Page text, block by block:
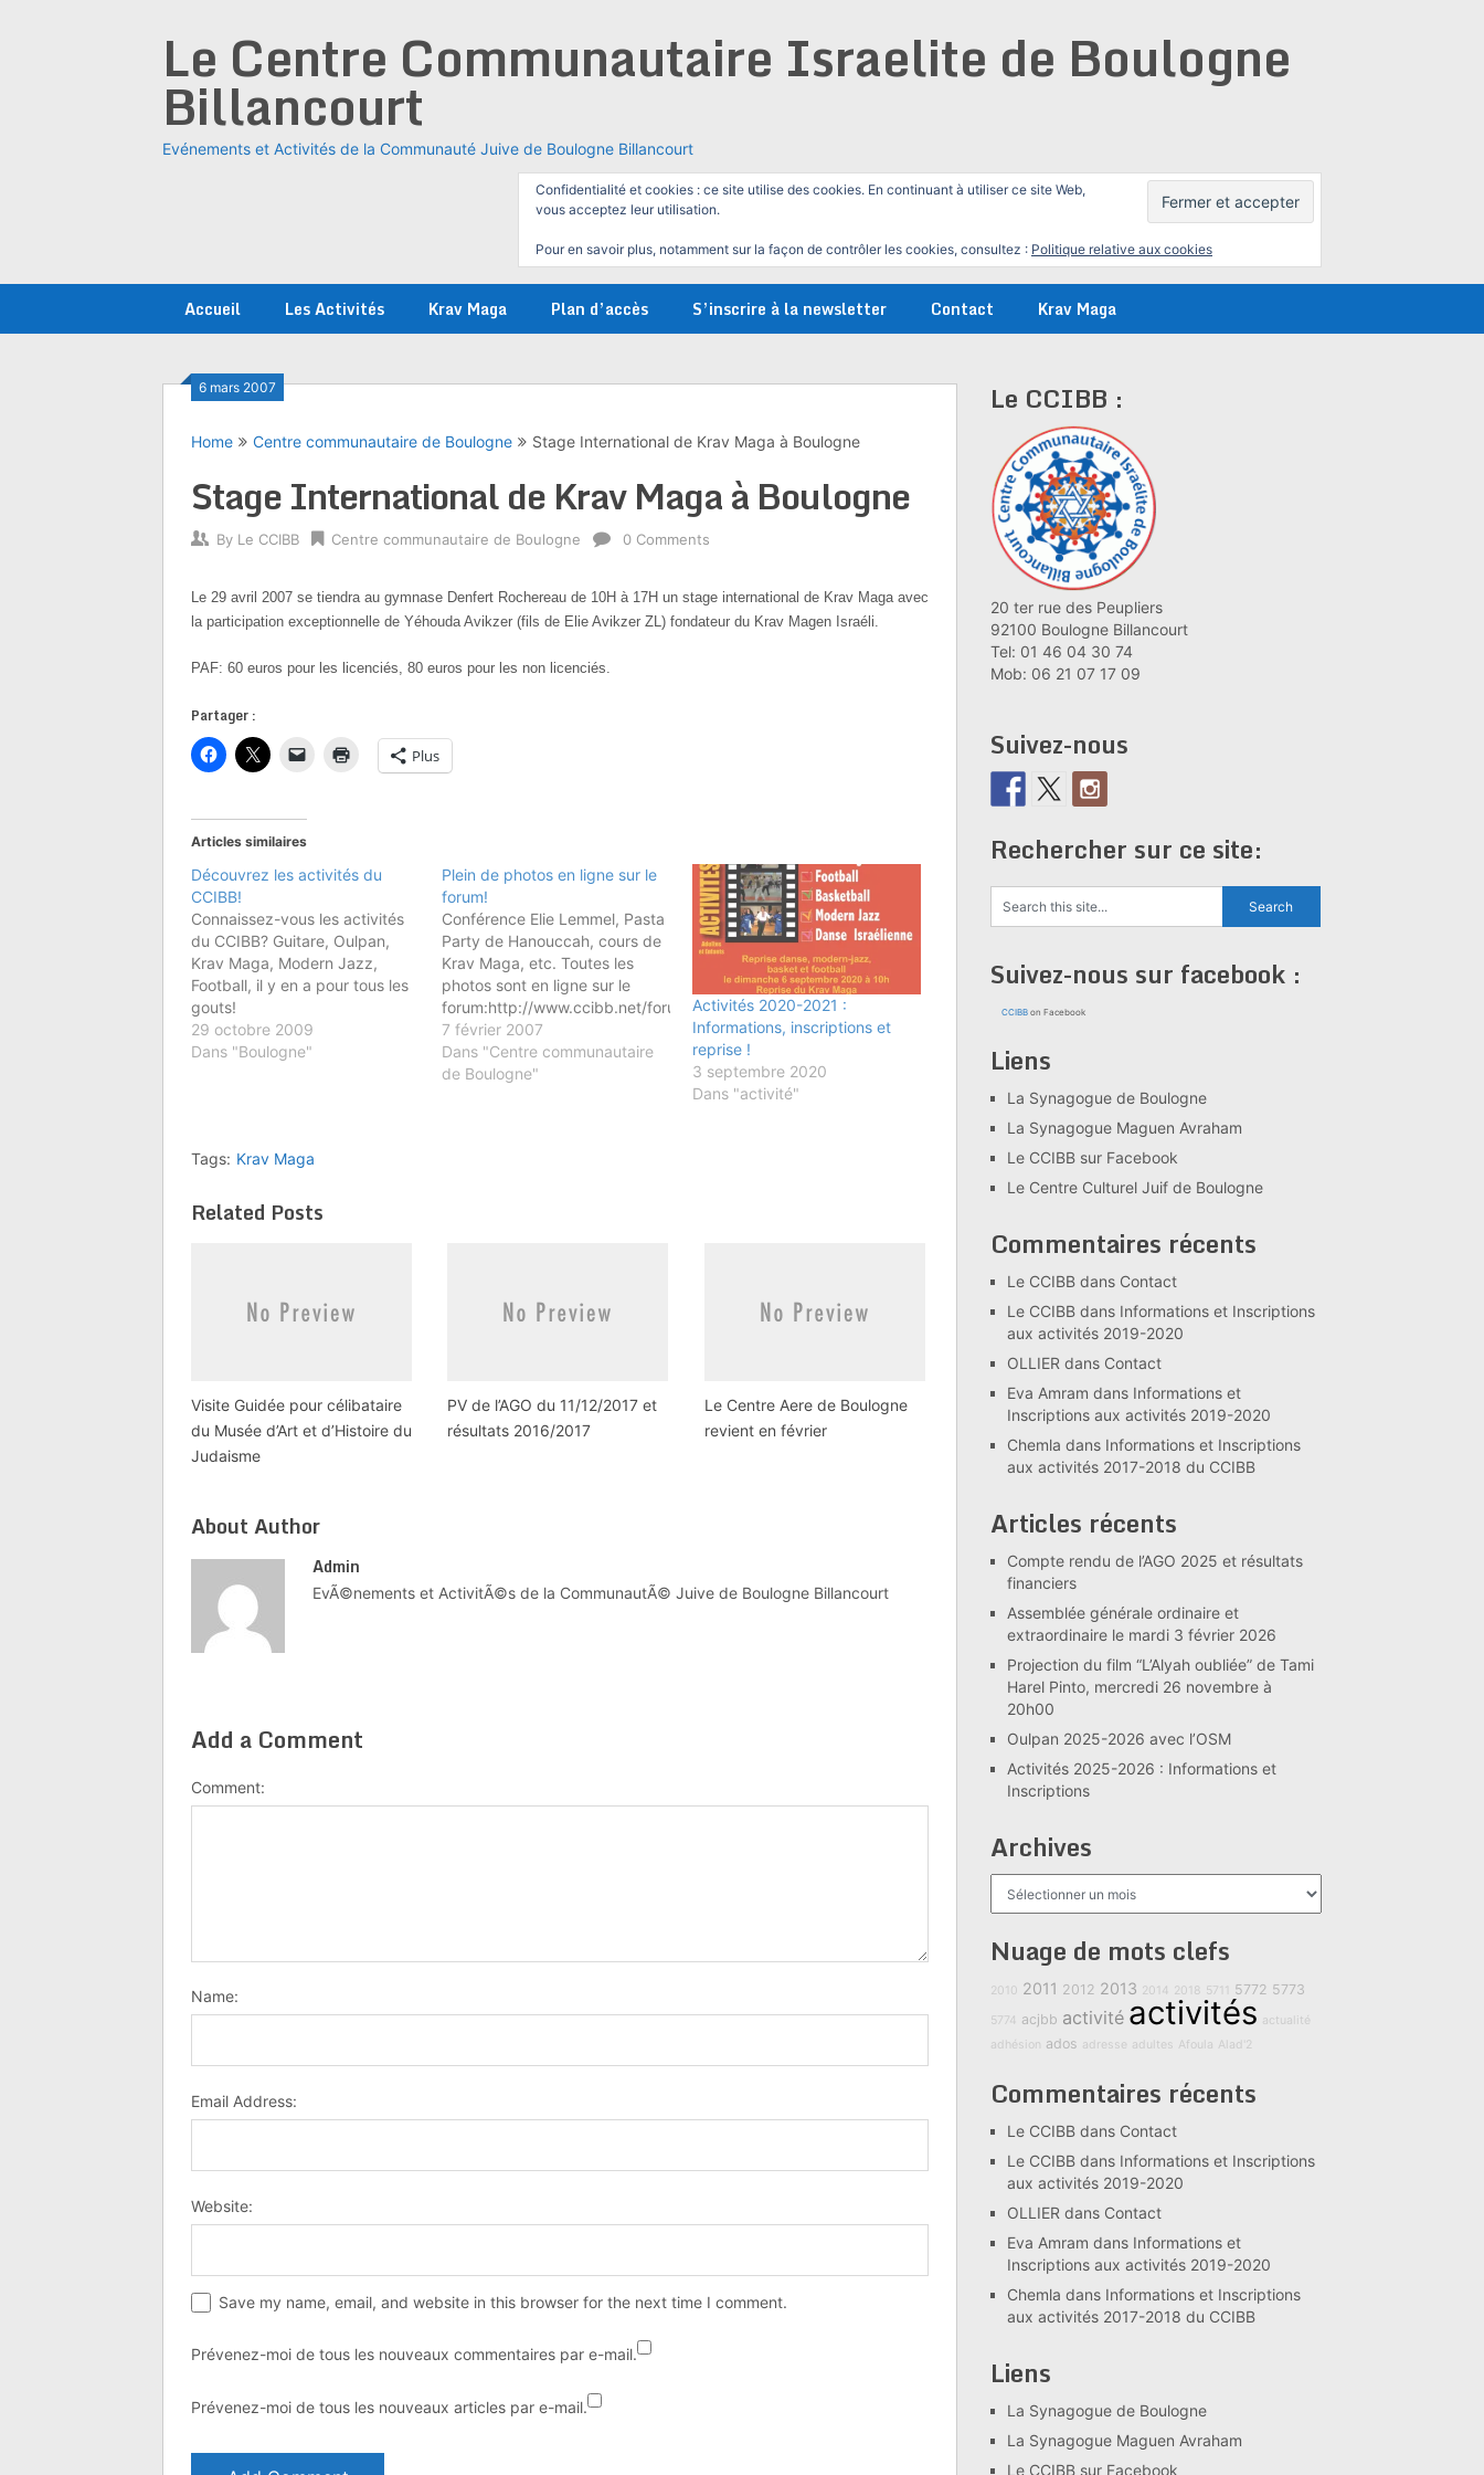
Le Centre Communautaire Israelite de Boulogne
Billancourt
Evénements et Activités de la Communauté Juive de Boulogne Billancourt
Confidentialité et cookies : ce site utilise des cookies. En continuant à utiliser ce site Web,
vous acceptez leur utilisation.
Pour en savoir plus, notamment sur la façon de contrôler les cookies, consultez : Politique relative aux cookies
Accueil Les Activités Krav Maga Plan d’accès S’inscrire à la newsletter Contact Krav Maga
6 mars 2007
Home Centre communautaire de Boulogne Stage International de Krav Maga à Boulogne
Stage International de Krav Maga à Boulogne
By Le CCIBB Centre communautaire de Boulogne 0 Comments
Le 29 avril 2007 se tiendra au gymnase Denfert Rochereau de 10H à 17H un stage international de Krav Maga avec
la participation exceptionnelle de Yéhouda Avikzer (fils de Elie Avikzer ZL) fondateur du Krav Magen Israéli.
PAF: 60 euros pour les licenciés, 80 euros pour les non licenciés.
Partager :
Plus
Articles similaires
Découvrez les activités du
CCIBB!
Connaissez-vous les activités
du CCIBB? Guitare, Oulpan,
Krav Maga, Modern Jazz,
Football, il y en a pour tous les
gouts!
29 octobre 2009
Dans "Boulogne"
Plein de photos en ligne sur le
forum!
Conférence Elie Lemmel, Pasta
Party de Hanouccah, cours de
Krav Maga, etc. Toutes les
photos sont en ligne sur le
forum:http://www.ccibb.net/forum/album.phpPour
y accéder, il vous faudra vous
enregistrer!
7 février 2007
Dans "Centre communautaire
de Boulogne"
Activités 2020-2021 :
Informations, inscriptions et
reprise !
3 septembre 2020
Dans "activité"
Tags: Krav Maga
Related Posts
Visite Guidée pour célibataire
du Musée d’Art et d’Histoire du
Judaisme
PV de l’AGO du 11/12/2017 et
résultats 2016/2017
Le Centre Aere de Boulogne
revient en février
About Author
Admin
EvÃ©nements et ActivitÃ©s de la CommunautÃ© Juive de Boulogne Billancourt
Add a Comment
Comment:
Name:
Email Address:
Website:
Save my name, email, and website in this browser for the next time I comment.
Prévenez-moi de tous les nouveaux commentaires par e-mail.
Prévenez-moi de tous les nouveaux articles par e-mail.
Le CCIBB :
20 ter rue des Peupliers
92100 Boulogne Billancourt
Tel: 01 46 04 30 74
Mob: 06 21 07 17 09
Suivez-nous
Rechercher sur ce site:
Suivez-nous sur facebook :
CCIBB on Facebook
Liens
La Synagogue de Boulogne
La Synagogue Maguen Avraham
Le CCIBB sur Facebook
Le Centre Culturel Juif de Boulogne
Commentaires récents
Le CCIBB dans Contact
Le CCIBB dans Informations et Inscriptions
aux activités 2019-2020
OLLIER dans Contact
Eva Amram dans Informations et
Inscriptions aux activités 2019-2020
Chemla dans Informations et Inscriptions
aux activités 2017-2018 du CCIBB
Articles récents
Compte rendu de l’AGO 2025 et résultats
financiers
Assemblée générale ordinaire et
extraordinaire le mardi 3 février 2026
Projection du film “L’Alyah oubliée” de Tami
Harel Pinto, mercredi 26 novembre à
20h00
Oulpan 2025-2026 avec l’OSM
Activités 2025-2026 : Informations et
Inscriptions
Archives
Nuage de mots clefs
2010 2011 2012 2013 2014 2018 5711 5772 5773
5774 acjbb activité activités actualité
adhésion ados adresse adultes Afoula Alad'2
Commentaires récents
Le CCIBB dans Contact
Le CCIBB dans Informations et Inscriptions
aux activités 2019-2020
OLLIER dans Contact
Eva Amram dans Informations et
Inscriptions aux activités 2019-2020
Chemla dans Informations et Inscriptions
aux activités 2017-2018 du CCIBB
Liens
La Synagogue de Boulogne
La Synagogue Maguen Avraham
Le CCIBB sur Facebook